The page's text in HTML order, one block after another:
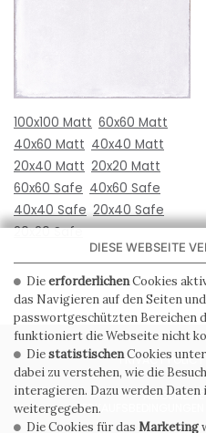
100x100 Matt 60x60 Matt
40x60 Matt 40x40 Matt
20x40 Matt 20x20 Matt
60x60 Safe 40x60 Safe
40x40 Safe 20x40 Safe
20x20 Safe
PRIVACY POLICY
ALLGEMEINE
VERKAUFSBEDINGUNGEN
DIESE WEBSEITE
DieerforderlichenCookies
das Navigieren auf den Seiten
passwortgeschützten Bereichen
funktioniert die Webseite nicht
DiestatistischenCookies
dabei zu verstehen, wie die
interagieren. Dazu werden
weitergegeben.
Die Cookies für das Marketing